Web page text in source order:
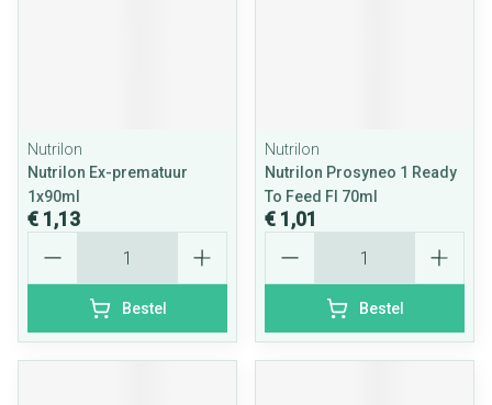
Nutrilon
Nutrilon Ex-prematuur
1x90ml
€ 1,13
Bestel
Nutrilon
Nutrilon Prosyneo 1 Ready
To Feed Fl 70ml
€ 1,01
Bestel